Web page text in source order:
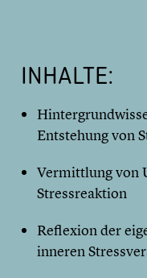
INHALTE:
Entstehung von
Vermittlung von
Stressreaktion
Reflexion der
inneren